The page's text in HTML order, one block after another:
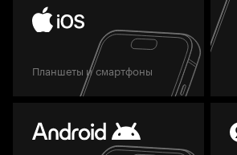
Планшеты и смартфоны